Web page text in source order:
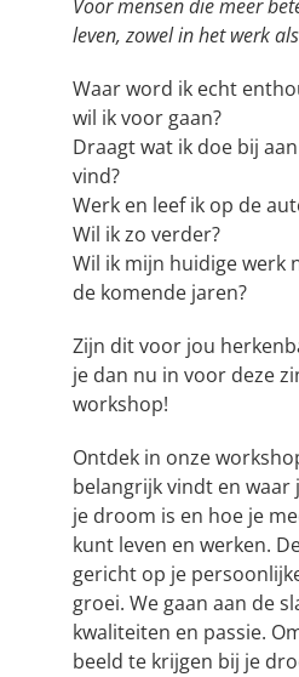
Voor mensen die meer
leven, zowel in het werk
Waar word ik echt
wil ik voor gaan?
Draagt wat ik doe bij
vind?
Werk en leef ik op de
Wil ik zo verder?
Wil ik mijn huidige werk
de komende jaren?
Zijn dit voor jou
je dan nu in voor deze
workshop!
Ontdek in onze
belangrijk vindt en waar
je droom is en hoe je
kunt leven en werken.
gericht op je
groei. We gaan aan de
kwaliteiten en passie.
beeld te krijgen bij je